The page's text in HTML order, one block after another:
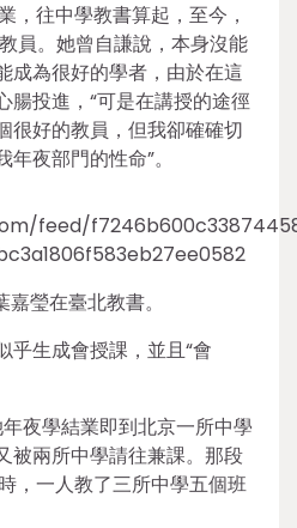
，往中學教書算起，至今，
員。她曾自謙說，本身沒能
成為很好的學者，由於在這
腸投進，“可是在講授的途徑
很好的教員，但我卻確確切
夜部門的性命”。
嘉瑩在臺北教書。
乎生成會授課，並且“會
夜學結業即到北京一所中學
被兩所中學請往兼課。那段
，一人教了三所中學五個班